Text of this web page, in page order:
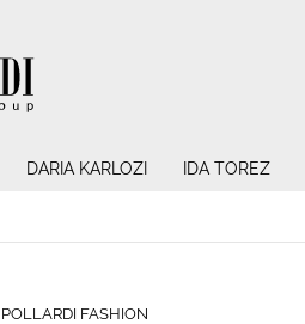
DARIA KARLOZI IDA TOREZ
POLLARDI FASHION